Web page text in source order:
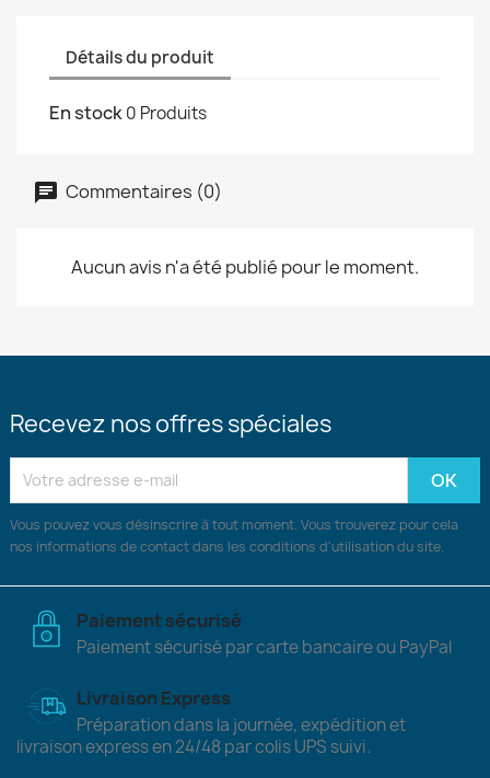
Détails du produit
En stock0 Produits
Commentaires (0)
Aucun avis n'a été publié pour le moment.
Recevez nos offres spéciales
Vous pouvez vous désinscrire à tout moment. Vous trouverez pour cela
nos informations de contact dans les conditions d'utilisation du site.
Paiement sécurisé
Paiement sécurisé par carte bancaire ou PayPal
Livraison Express
Préparation dans la journée, expédition et
livraison express en 24/48 par colis UPS suivi.